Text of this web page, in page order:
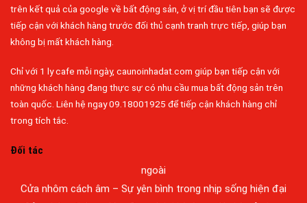
trên kết quả của google về bất động sản, ở vị trí đầu tiên bạn sẽ được
tiếp cận với khách hàng trước đối thủ cạnh tranh trực tiếp, giúp bạn
không bị mất khách hàng.
Chỉ với 1 ly cafe mỗi ngày, caunoinhadat.com giúp bạn tiếp cận với
những khách hàng đang thực sự có nhu cầu mua bất động sản trên
toàn quốc. Liên hệ ngay 09.18001925 để tiếp cận khách hàng chỉ
trong tích tắc.
Đối tác
Đa dạng màu sắc cửa nhôm – Tối ưu màu sắc Kiến Trúc
Cửa nhôm chống gió mưa – Hiên ngang giữa thời tiết khắc
Cửa nhôm cách âm – Sự yên bình trong nhịp sống hiện đại
Cửa nhôm thông gió – Đưa sinh khí vào ngôi nhà của bạn